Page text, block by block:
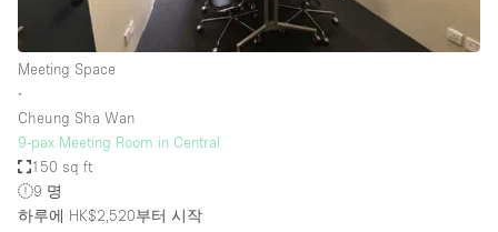
Meeting Space
∙
Cheung Sha Wan
9-pax Meeting Room in Central
150 sq ft
9 명
하루에 HK$2,520부터 시작